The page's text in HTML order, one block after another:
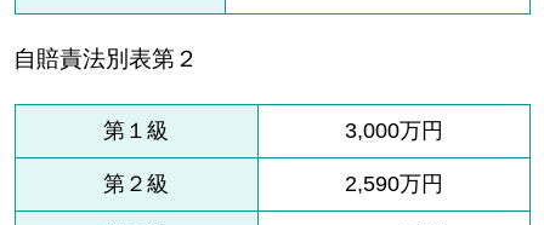
自賠責法別表第２
第１級 3,000万円
第２級 2,590万円